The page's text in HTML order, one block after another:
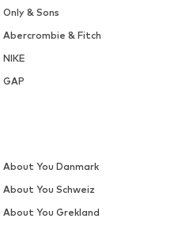
Only & Sons
Abercrombie & Fitch
NIKE
GAP
About You Danmark
About You Schweiz
About You Grekland